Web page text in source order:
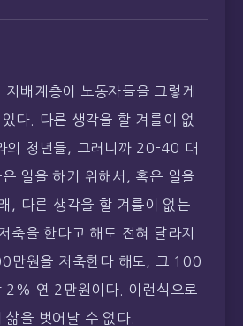
지배계층이 노동자들을 그렇게
다. 다른 생각을 할 겨를이 없
의 청년들, 그러니까 20-40 대
일을 하기 위해서, 혹은 일을
, 다른 생각을 할 겨를이 없는
축을 한다고 해도 전혀 달라지
만원을 저축한다 해도, 그 100
2% 연 2만원이다. 이런식으로
삶을 벗어날 수 없다.